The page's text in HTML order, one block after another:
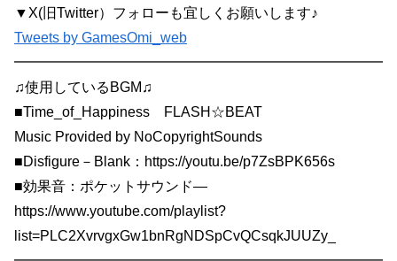
▼X(旧Twitter）フォローも宜しくお願いします♪
Tweets by GamesOmi_web
━━━━━━━━━━━━━━━━━━━━━━━━━━
♫使用しているBGM♫
■Time_of_Happiness FLASH☆BEAT
Music Provided by NoCopyrightSounds
■Disfigure－Blank：https://youtu.be/p7ZsBPK656s
■効果音：ポケットサウンド—
https://www.youtube.com/playlist?
list=PLC2XvrvgxGw1bnRgNDSpCvQCsqkJUUZy_